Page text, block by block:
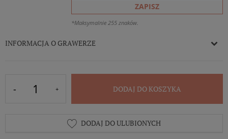
ZAPISZ
*Maksymalnie 255 znaków.
INFORMACJA O GRAWERZE
DODAJ DO KOSZYKA
DODAJ DO ULUBIONYCH